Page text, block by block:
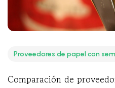
Proveedores de papel con
Comparación de